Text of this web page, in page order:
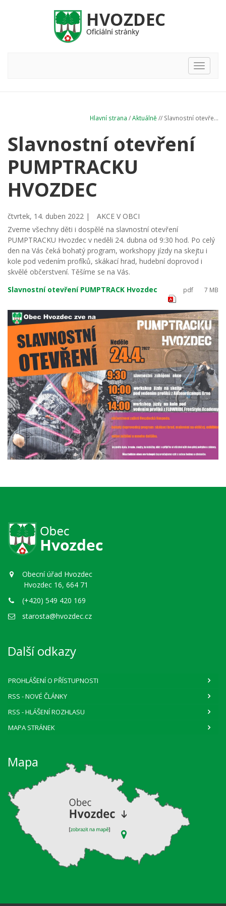
Hlavní
nabídka
Hlavní strana /Aktuálně // Slavnostní otevře...
Slavnostní otevření
PUMPTRACKU
HVOZDEC
čtvrtek, 14. duben 2022 |
AKCE V OBCI
Zveme všechny děti i dospělé na slavnostní otevření
PUMPTRACKU Hvozdec v neděli 24. dubna od 9:30 hod. Po celý
den na Vás čeká bohatý program, workshopy jízdy na skejtu i
kole pod vedením profíků, skákací hrad, hudební doprovod i
skvělé občerstvení. Těšíme se na Vás.
Slavnostní otevření PUMPTRACK Hvozdec
pdf 7 MB
Obecní úřad Hvozdec
Hvozdec 16, 664 71
(+420) 549 420 169
starosta@hvozdec.cz
Další odkazy
PROHLÁŠENÍ O PŘÍSTUPNOSTI
RSS - NOVÉ ČLÁNKY
RSS - HLÁŠENÍ ROZHLASU
MAPA STRÁNEK
Mapa